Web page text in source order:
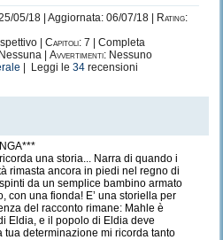
05/18 | Aggiornata: 06/07/18 |
Rating:
| Capitoli: 7 | Completa
Nessuna | Avvertimenti: Nessuno
| Leggi le 34 recensioni
una storia... Narra di quando i
rimasta ancora in piedi nel regno di
da un semplice bambino armato
con una fionda! E’ una storiella per
del racconto rimane: Mahle è
Eldia, e il popolo di Eldia deve
tua determinazione mi ricorda tanto